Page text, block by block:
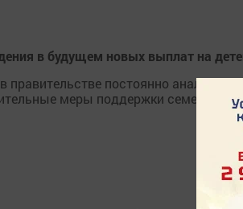
в будущем новых выплат на
правительстве постоянно
меры поддержки семей с